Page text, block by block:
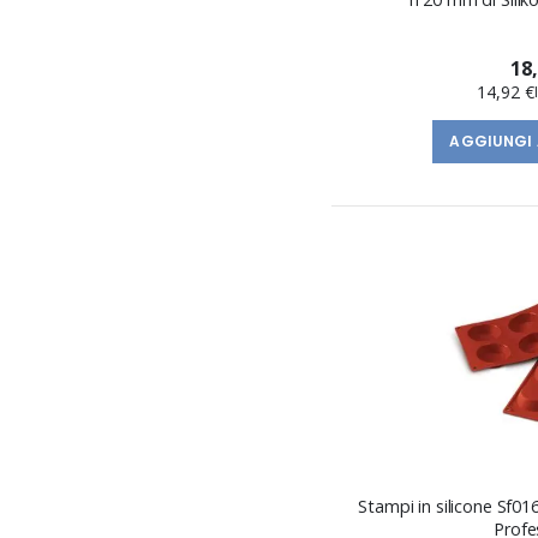
14,92 €
AGGIUNGI
Stampi in silicone Sf016